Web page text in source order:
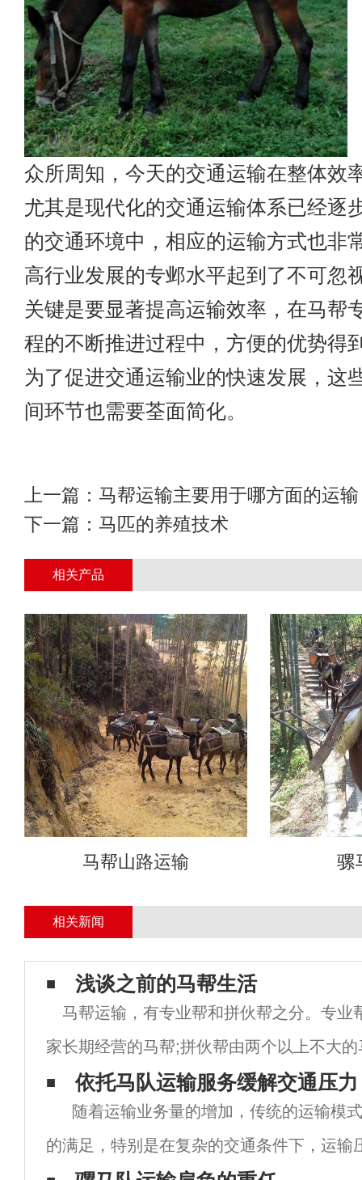
众所周知，今天的交通运输在整体效
尤其是现代化的交通运输体系已经逐
的交通环境中，相应的运输方式也非
高行业发展的专邺水平起到了不可忽
关键是要显著提高运输效率，在马帮
程的不断推进过程中，方便的优势得
为了促进交通运输业的快速发展，这
间环节也需要荃面简化。
上一篇： 马帮运输主要用于哪方面的运
下一篇： 马匹的养殖技术
相关产品
马帮山路运输 骡
相关新闻
浅谈之前的马帮生活
马帮运输，有专业帮和拼伙帮之分。专业
家长期经营的马帮;拼伙帮由两个以上不大
属短期性质。在这个神秘的群体中，有规矩
说"行船走马三分命"，此
依托马队运输服务缓解交通压力
随着运输业务量的增加，传统的运输模
的满足，特别是在复杂的交通条件下，运输